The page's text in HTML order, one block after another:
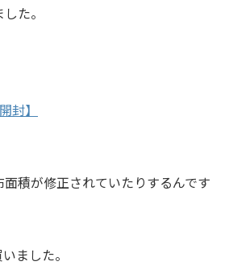
た。
封】
積が修正されていたりするんです
ました。